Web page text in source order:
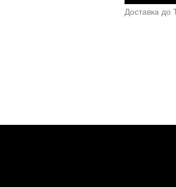
Доставка до